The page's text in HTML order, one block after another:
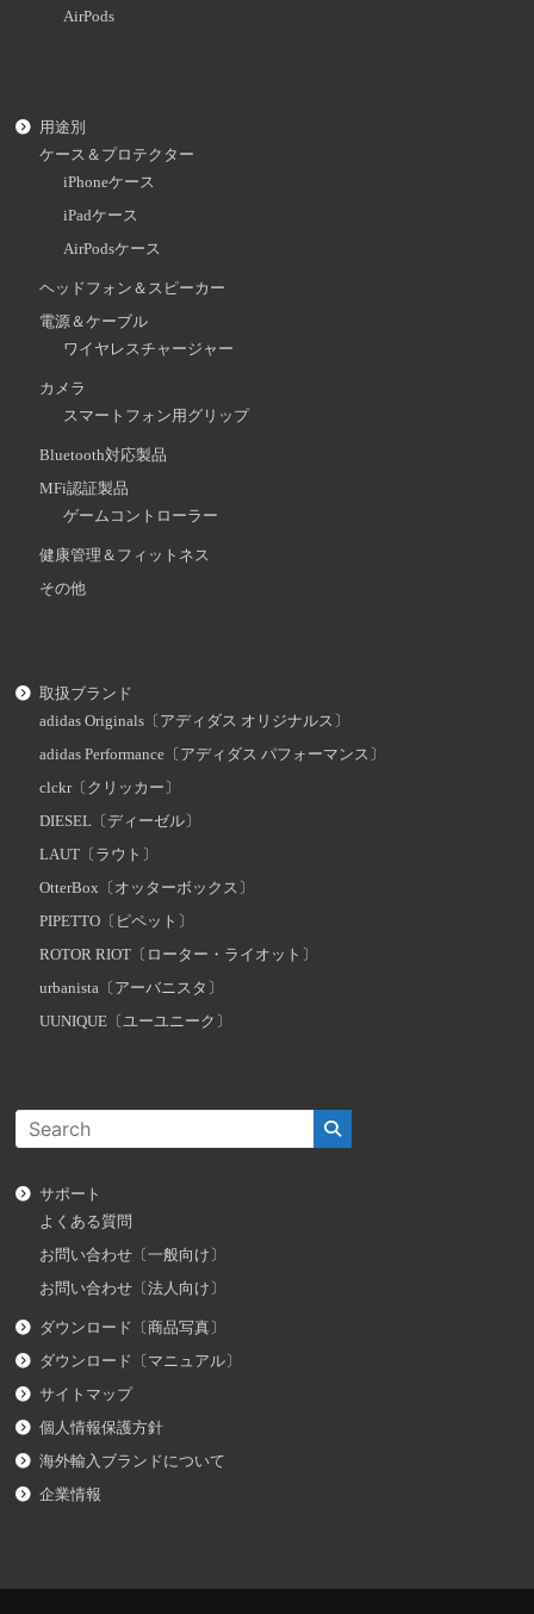
AirPods
用途別
ケース＆プロテクター
iPhoneケース
iPadケース
AirPodsケース
ヘッドフォン＆スピーカー
電源＆ケーブル
ワイヤレスチャージャー
カメラ
スマートフォン用グリップ
Bluetooth対応製品
MFi認証製品
ゲームコントローラー
健康管理＆フィットネス
その他
取扱ブランド
adidas Originals〔アディダス オリジナルス〕
adidas Performance〔アディダス パフォーマンス〕
clckr〔クリッカー〕
DIESEL〔ディーゼル〕
LAUT〔ラウト〕
OtterBox〔オッターボックス〕
PIPETTO〔ピペット〕
ROTOR RIOT〔ローター・ライオット〕
urbanista〔アーバニスタ〕
UUNIQUE〔ユーユニーク〕
サポート
よくある質問
お問い合わせ〔一般向け〕
お問い合わせ〔法人向け〕
ダウンロード〔商品写真〕
ダウンロード〔マニュアル〕
サイトマップ
個人情報保護方針
海外輸入ブランドについて
企業情報